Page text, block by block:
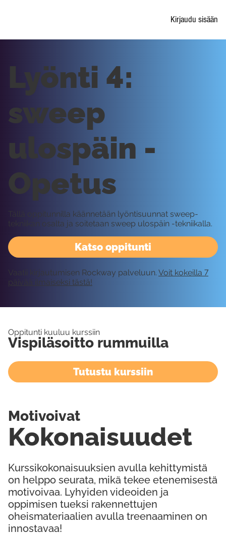
Kirjaudu sisään
Katso oppitunti
Lyönti 4:
sweep
ulospäin -
Opetus
Tällä oppitunnilla käännetään lyöntisuunnat sweep-
tekniikan osalta ja soitetaan sweep ulospäin -tekniikalla.
Vaatii kirjautumisen Rockway palveluun. Voit kokeilla 7
päivää ilmaiseksi tästä!
Oppitunti kuuluu kurssiin
Vispiläsoitto rummuilla
Tutustu kurssiin
Kurssikokonaisuuksien avulla kehittymistä
on helppo seurata, mikä tekee etenemisestä
motivoivaa. Lyhyiden videoiden ja
oppimisen tueksi rakennettujen
oheismateriaalien avulla treenaaminen on
innostavaa!
Kokonaisuudet
Motivoivat